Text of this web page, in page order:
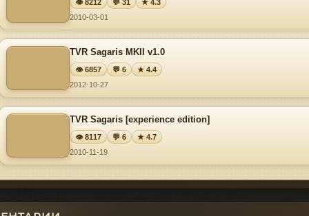
👁 8212 💬 31
★ 4.3
2010-03-01
TVR Sagaris MKII v1.0
👁 6857 💬 6
★ 4.4
2012-10-27
TVR Sagaris [experience edition]
👁 8117 💬 6
★ 4.7
2010-11-19